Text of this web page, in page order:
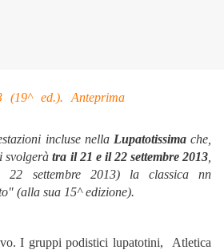
incluse nella Lupatotissimache,
svolgeràtra il 21 e il 22 settembre 2013
settembre 2013) la classica nn
(alla sua 15^ edizione).
I gruppi podistici lupatotini, Atletica